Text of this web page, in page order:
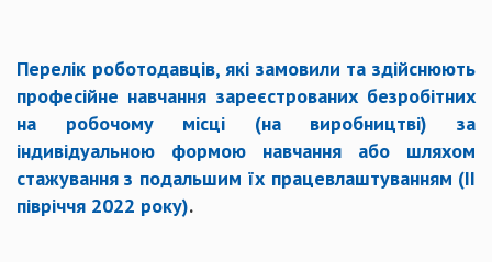
Перелік роботодавців, які замовили та здійснюють
професійне навчання зареєстрованих безробітних
на робочому місці (на виробництві) за
індивідуальною формою навчання або шляхом
стажування з подальшим їх працевлаштуванням (ІІ
півріччя 2022 року).